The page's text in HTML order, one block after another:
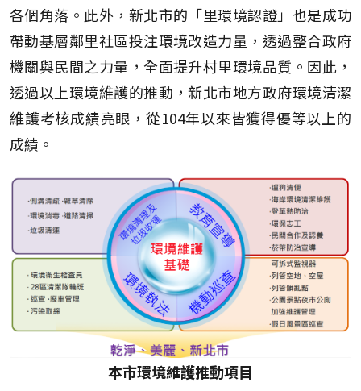
各個角落。此外，新北市的「里環境認證」也是成功
帶動基層鄰里社區投注環境改造力量，透過整合政府
機關與民間之力量，全面提升村里環境品質。因此，
透過以上環境維護的推動，新北市地方政府環境清潔
維護考核成績亮眼，從104年以來皆獲得優等以上的
成績。
本市環境維護推動項目